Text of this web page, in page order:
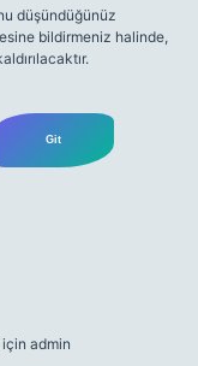
düşündüğünüz
bildirmeniz halinde,
için admin